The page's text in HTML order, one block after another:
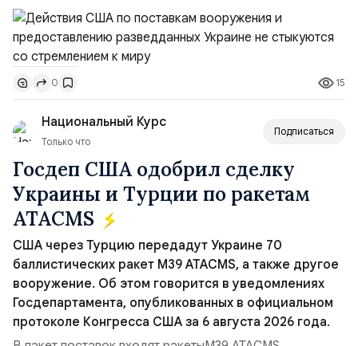
качестве „нейтрального посредника“. В то же время на
днях он сказал, что в ближайшие недели США
попытаются организовать переговоры по Украине.
Сами за себя говорят продолжающиеся поставки
американских вооружений киевскому режиму,
предоставление разведывател...
0 15
Национальный Курс
Только что
Подписаться
Госдеп США одобрил сделку
Украины и Турции по ракетам
ATACMS
США через Турцию передадут Украине 70
баллистических ракет M39 ATACMS, а также другое
вооружение. Об этом говорится в уведомлениях
Госдепартамента, опубликованных в официальном
протоколе Конгресса США за 6 августа 2026 года.